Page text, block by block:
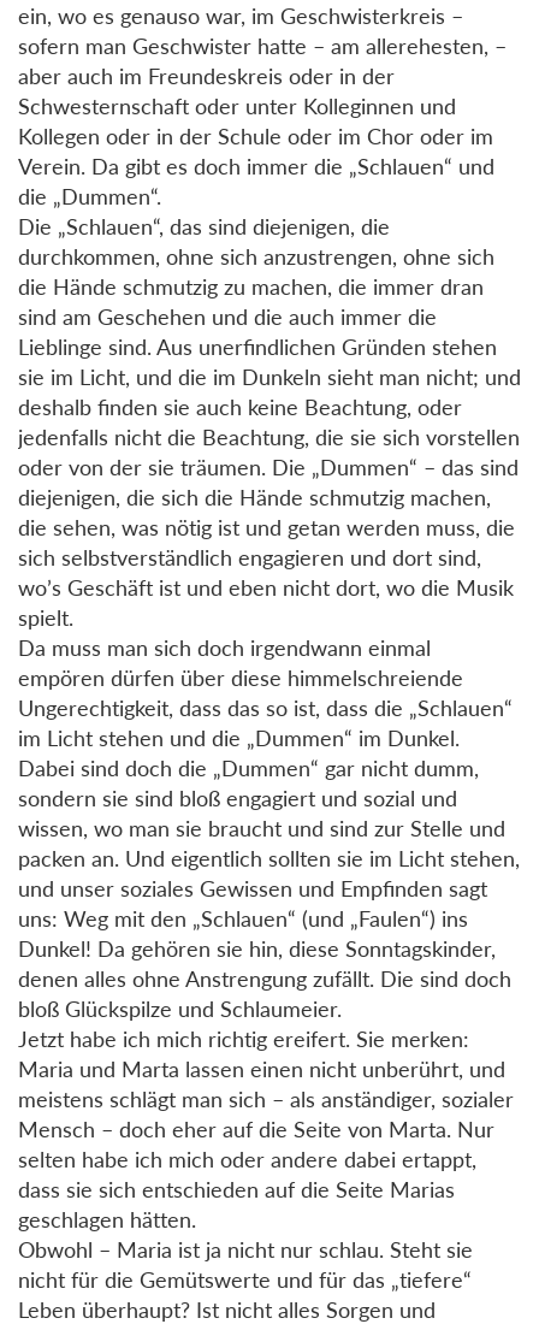
ein, wo es genauso war, im Geschwisterkreis –
sofern man Geschwister hatte – am allerehesten, –
aber auch im Freundeskreis oder in der
Schwesternschaft oder unter Kolleginnen und
Kollegen oder in der Schule oder im Chor oder im
Verein. Da gibt es doch immer die „Schlauen“ und
die „Dummen“.
Die „Schlauen“, das sind diejenigen, die
durchkommen, ohne sich anzustrengen, ohne sich
die Hände schmutzig zu machen, die immer dran
sind am Geschehen und die auch immer die
Lieblinge sind. Aus unerfindlichen Gründen stehen
sie im Licht, und die im Dunkeln sieht man nicht; und
deshalb finden sie auch keine Beachtung, oder
jedenfalls nicht die Beachtung, die sie sich vorstellen
oder von der sie träumen. Die „Dummen“ – das sind
diejenigen, die sich die Hände schmutzig machen,
die sehen, was nötig ist und getan werden muss, die
sich selbstverständlich engagieren und dort sind,
wo’s Geschäft ist und eben nicht dort, wo die Musik
spielt.
Da muss man sich doch irgendwann einmal
empören dürfen über diese himmelschreiende
Ungerechtigkeit, dass das so ist, dass die „Schlauen“
im Licht stehen und die „Dummen“ im Dunkel.
Dabei sind doch die „Dummen“ gar nicht dumm,
sondern sie sind bloß engagiert und sozial und
wissen, wo man sie braucht und sind zur Stelle und
packen an. Und eigentlich sollten sie im Licht stehen,
und unser soziales Gewissen und Empfinden sagt
uns: Weg mit den „Schlauen“ (und „Faulen“) ins
Dunkel! Da gehören sie hin, diese Sonntagskinder,
denen alles ohne Anstrengung zufällt. Die sind doch
bloß Glückspilze und Schlaumeier.
Jetzt habe ich mich richtig ereifert. Sie merken:
Maria und Marta lassen einen nicht unberührt, und
meistens schlägt man sich – als anständiger, sozialer
Mensch – doch eher auf die Seite von Marta. Nur
selten habe ich mich oder andere dabei ertappt,
dass sie sich entschieden auf die Seite Marias
geschlagen hätten.
Obwohl – Maria ist ja nicht nur schlau. Steht sie
nicht für die Gemütswerte und für das „tiefere“
Leben überhaupt? Ist nicht alles Sorgen und